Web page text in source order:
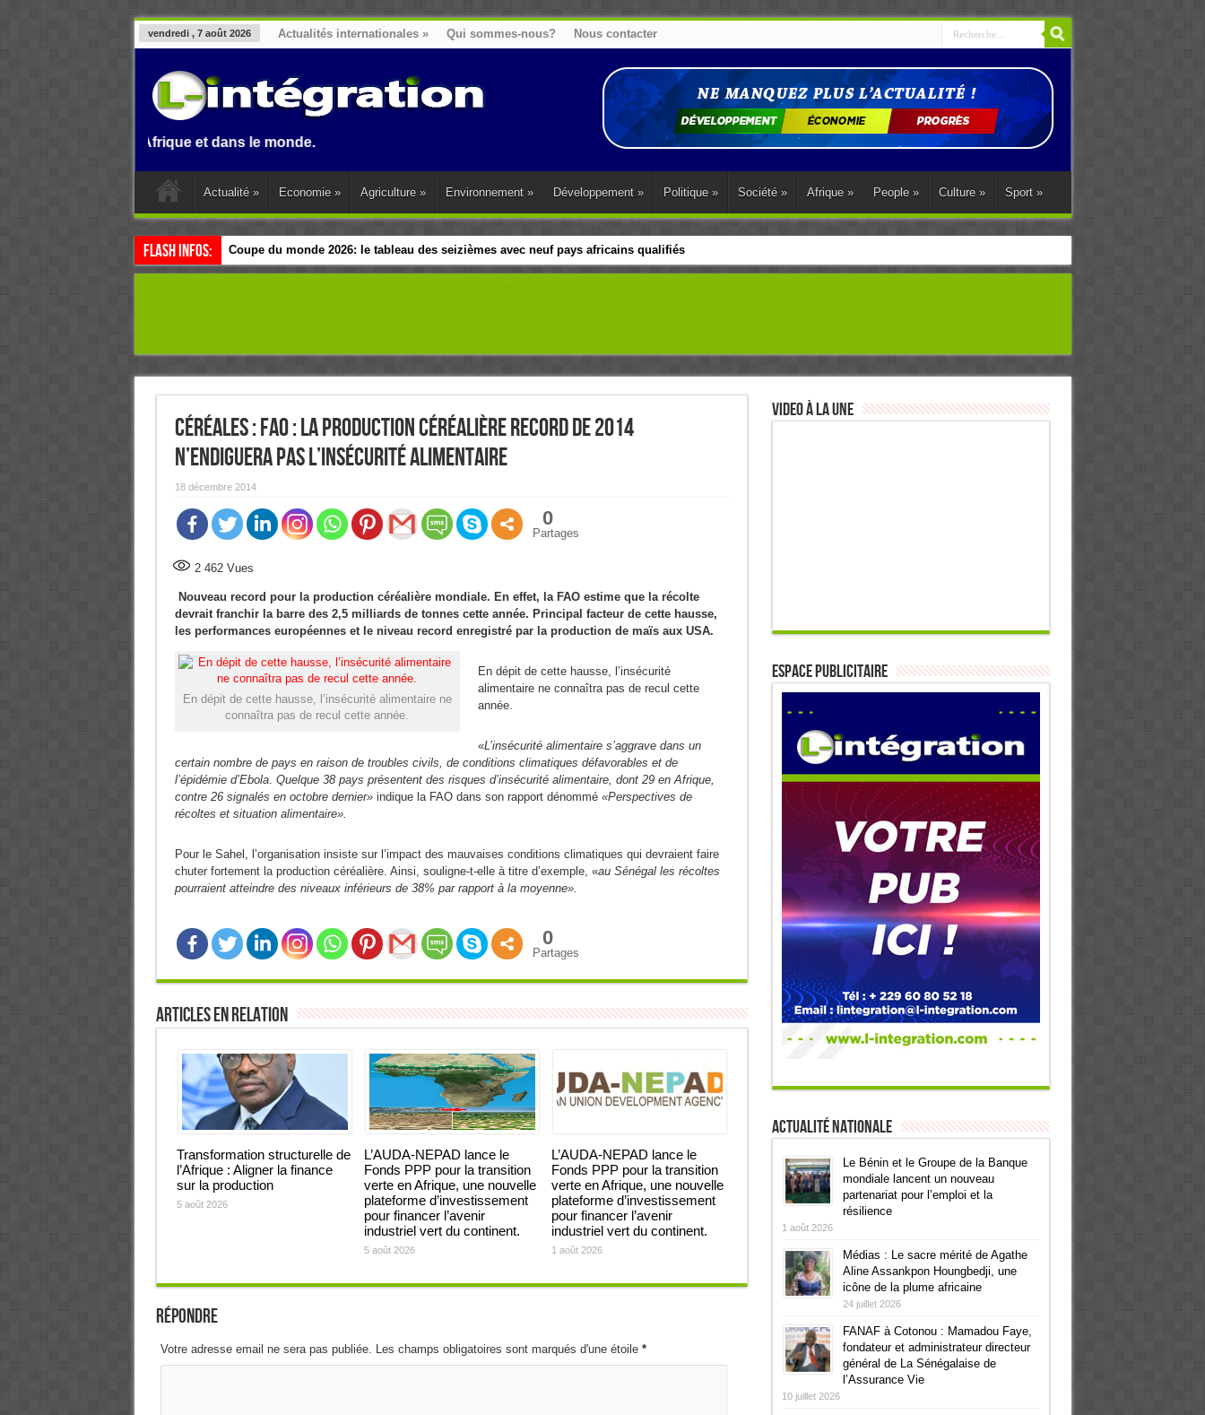
vendredi , 7 août 2026 Actualités internationales » Qui sommes-nous? Nous contacter
en Afrique et dans le monde.
Actualité » Economie » Agriculture » Environnement » Développement » Politique » Société » Afrique » People » Culture » Sport »
Flash Infos: Coupe du monde 2026: le tableau des seizièmes avec neuf pays africains qualifiés
Esclavage: à Accra, l’Afrique et sa diaspora tentent de parler d’une seule voix sur la question des réparations
Céréales : FAO : la production céréalière record de 2014
n’endiguera pas l’insécurité alimentaire
18 décembre 2014
0
Partages
2 462Vues
Nouveau record pour la production céréalière mondiale. En effet, la FAO estime que la récolte
devrait franchir la barre des 2,5 milliards de tonnes cette année. Principal facteur de cette hausse,
les performances européennes et le niveau record enregistré par la production de maïs aux USA.
En dépit de cette hausse, l’insécurité alimentaire ne
connaîtra pas de recul cette année.
En dépit de cette hausse, l’insécurité
alimentaire ne connaîtra pas de recul cette
année.
«L’insécurité alimentaire s’aggrave dans un
certain nombre de pays en raison de troubles civils, de conditions climatiques défavorables et de
l’épidémie d’Ebola. Quelque 38 pays présentent des risques d’insécurité alimentaire, dont 29 en Afrique,
contre 26 signalés en octobre dernier»indique la FAO dans son rapport dénommé «Perspectives de
récoltes et situation alimentaire».
Pour le Sahel, l’organisation insiste sur l’impact des mauvaises conditions climatiques qui devraient faire
chuter fortement la production céréalière. Ainsi, souligne-t-elle à titre d’exemple, «au Sénégal les récoltes
pourraient atteindre des niveaux inférieurs de 38% par rapport à la moyenne».
0
Partages
Articles en relation
Transformation structurelle de
l’Afrique : Aligner la finance
sur la production
5 août 2026
L’AUDA-NEPAD lance le
Fonds PPP pour la transition
verte en Afrique, une nouvelle
plateforme d’investissement
pour financer l’avenir
industriel vert du continent.
5 août 2026
L’AUDA-NEPAD lance le
Fonds PPP pour la transition
verte en Afrique, une nouvelle
plateforme d’investissement
pour financer l’avenir
industriel vert du continent.
1 août 2026
Répondre
Votre adresse email ne sera pas publiée. Les champs obligatoires sont marqués d'une étoile *
Video à la Une
ESPACE PUBLICITAIRE
Actualité Nationale
Le Bénin et le Groupe de la Banque
mondiale lancent un nouveau
partenariat pour l’emploi et la
résilience
1 août 2026
Médias : Le sacre mérité de Agathe
Aline Assankpon Houngbedji, une
icône de la plume africaine
24 juillet 2026
FANAF à Cotonou : Mamadou Faye,
fondateur et administrateur directeur
général de La Sénégalaise de
l’Assurance Vie
10 juillet 2026